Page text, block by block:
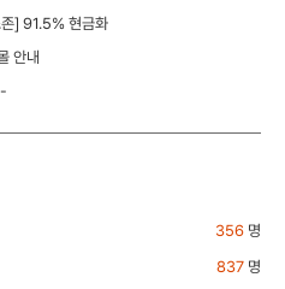
] 91.5% 현금화
안내
356 명
837 명